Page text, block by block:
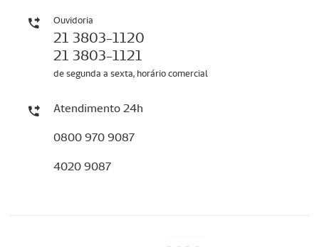
Ouvidoria
21 3803-1120
21 3803-1121
de segunda a sexta, horário comercial
Atendimento 24h
0800 970 9087
4020 9087